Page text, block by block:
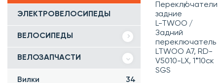
ЭЛЕКТРОВЕЛОСИПЕДЫ
ВЕЛОСИПЕДЫ
ВЕЛОЗАПЧАСТИ
Вилки 34
Переключатели
задние
L-TWOO
Задний
переключатель
LTWOO A7, RD-
V5010-LX, 1*10ск
SGS